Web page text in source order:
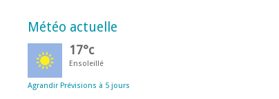
Météo actuelle
17°c
Ensoleillé
Agrandir Prévisions à 5 jours